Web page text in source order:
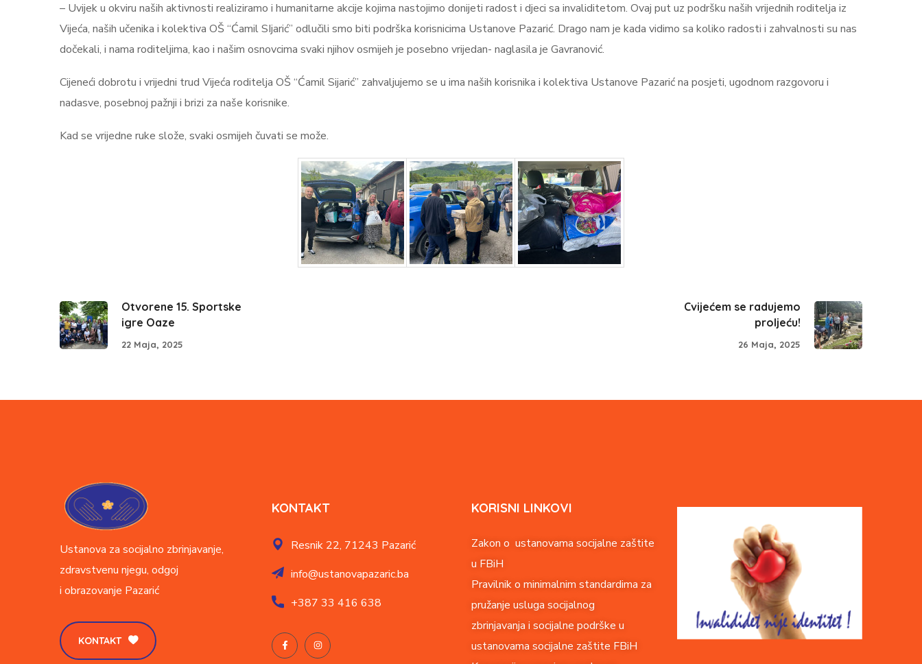
– Uvijek u okviru naših aktivnosti realiziramo i humanitarne akcije kojima nastojimo donijeti radost i djeci sa invaliditetom. Ovaj put uz podršku naših vrijednih roditelja iz
Vijeća, naših učenika i kolektiva OŠ “Ćamil SIjarić” odlučili smo biti podrška korisnicima Ustanove Pazarić. Drago nam je kada vidimo sa koliko radosti i zahvalnosti su nas
dočekali, i nama roditeljima, kao i našim osnovcima svaki njihov osmijeh je posebno vrijedan- naglasila je Gavranović.
Cijeneći dobrotu i vrijedni trud Vijeća roditelja OŠ “Ćamil Sijarić” zahvaljujemo se u ima naših korisnika i kolektiva Ustanove Pazarić na posjeti, ugodnom razgovoru i
nadasve, posebnoj pažnji i brizi za naše korisnike.
Kad se vrijedne ruke slože, svaki osmijeh čuvati se može.
Otvorene 15. Sportske
igre Oaze
22 Maja, 2025
Cvijećem se radujemo
proljeću!
26 Maja, 2025
Ustanova za socijalno zbrinjavanje,
zdravstvenu njegu, odgoj
i obrazovanje Pazarić
KONTAKT
KONTAKT
Resnik 22, 71243 Pazarić
info@ustanovapazaric.ba
+387 33 416 638
KORISNI LINKOVI
Zakon o ustanovama socijalne zaštite
u FBiH
Pravilnik o minimalnim standardima za
pružanje usluga socijalnog
zbrinjavanja i socijalne podrške u
ustanovama socijalne zaštite FBiH